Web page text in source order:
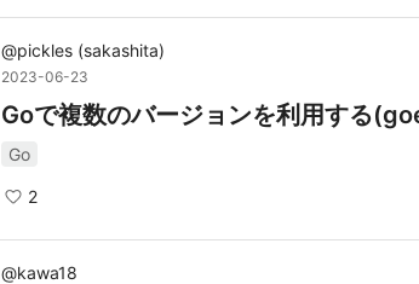
@pickles (sakashita)
2023-06-23
Goで複数のバージョンを利用する
Go
2
@kawa18